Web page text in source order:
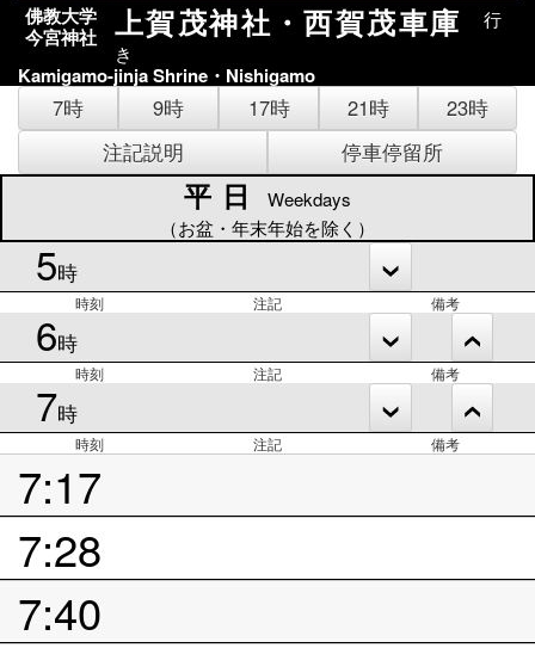
佛教大学
今宮神社
上賀茂神社・西賀茂車庫
行
き
Kamigamo-jinja Shrine・Nishigamo
7時 9時 17時 21時
23時
注記説明
停車停留所
平日
Weekdays
（お盆・年末年始を除く）
5時
時刻 注記 備考
6時
時刻 注記 備考
7時
時刻 注記 備考
7:17
7:28
7:40